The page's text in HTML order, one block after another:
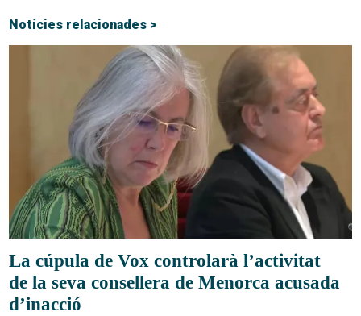
Notícies relacionades >
La cúpula de Vox controlarà l’activitat
de la seva consellera de Menorca acusada
d’inacció